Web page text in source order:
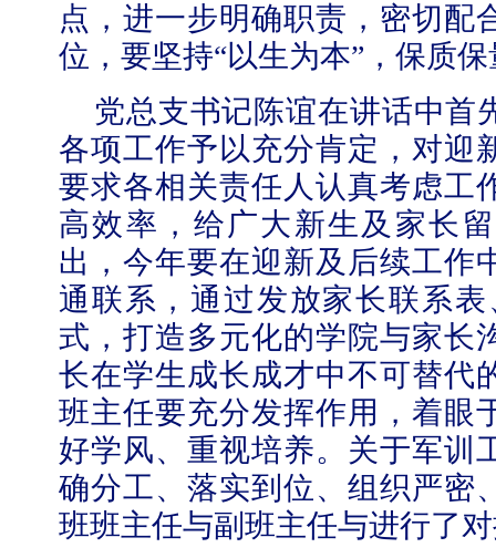
点，进一步明确职责，密切配
位，要坚持“以生为本” ，保质
党总支书记陈谊在讲话中首
各项工作予以充分肯定，对迎
要求各相关责任人认真考虑工
高效率，给广大新生及家长
出，今年要在迎新及后续工作
通联系，通过发放家长联系
式，打造多元化的学院与家长
长在学生成长成才中不可替代
班主任要充分发挥作用，着眼
好学风、重视培养。关于军训
确分工、落实到位、组织严密
班班主任与副班主任与进行了
北工商光影——2026年北工商的夏